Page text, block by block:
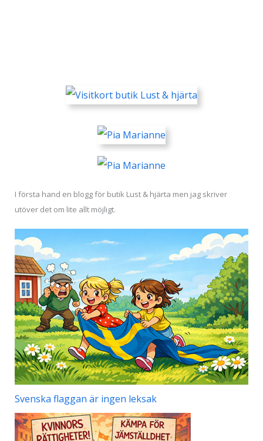
I första hand en blogg för butik Lust & hjärta men jag skriver
utöver det om lite allt möjligt.
Svenska flaggan är ingen leksak